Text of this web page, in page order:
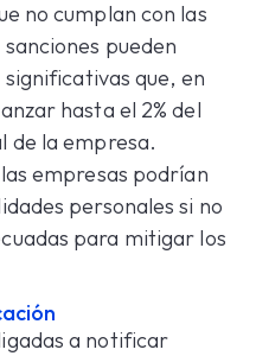
no cumplan con las
pueden
que, en
hasta el 2% del
de la empresa.
empresas podrían
personales si no
para mitigar los
a notificar